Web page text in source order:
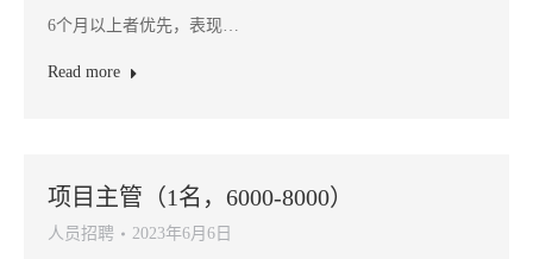
6个月以上者优先，表现…
Read more
项目主管（1名，6000-8000）
人员招聘 2023年6月6日